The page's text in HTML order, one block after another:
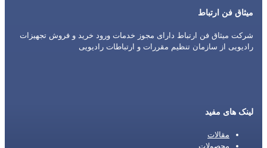
میثاق فن ارتباط
شرکت میثاق فن ارتباط دارای مجوز خدمات ورود خرید و فروش تجهیزات
رادیویی از سازمان تنظیم مقررات و ارتباطات رادیویی
لینک های مفید
مقالات
محصولات